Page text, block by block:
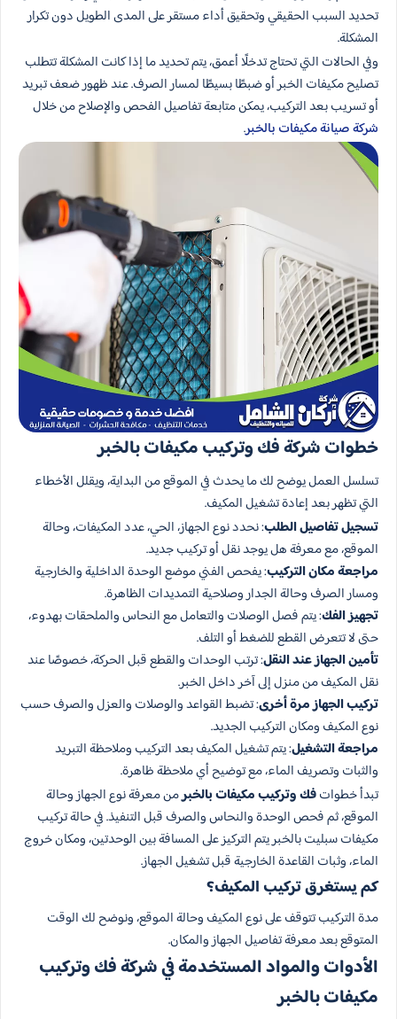
تحديد السبب الحقيقي وتحقيق أداء مستقر على المدى الطويل دون تكرار
المشكلة.
وفي الحالات التي تحتاج تدخلًا أعمق، يتم تحديد ما إذا كانت المشكلة تتطلب
تصليح مكيفات الخبر أو ضبطًا بسيطًا لمسار الصرف. عند ظهور ضعف تبريد
أو تسريب بعد التركيب، يمكن متابعة تفاصيل الفحص والإصلاح من خلال
شركة صيانة مكيفات بالخبر.
خطوات شركة فك وتركيب مكيفات بالخبر
تسلسل العمل يوضح لك ما يحدث في الموقع من البداية، ويقلل الأخطاء
التي تظهر بعد إعادة تشغيل المكيف.
تسجيل تفاصيل الطلب: نحدد نوع الجهاز، الحي، عدد المكيفات، وحالة
الموقع، مع معرفة هل يوجد نقل أو تركيب جديد.
مراجعة مكان التركيب: يفحص الفني موضع الوحدة الداخلية والخارجية
ومسار الصرف وحالة الجدار وصلاحية التمديدات الظاهرة.
تجهيز الفك: يتم فصل الوصلات والتعامل مع النحاس والملحقات بهدوء،
حتى لا تتعرض القطع للضغط أو التلف.
تأمين الجهاز عند النقل: ترتب الوحدات والقطع قبل الحركة، خصوصًا عند
نقل المكيف من منزل إلى آخر داخل الخبر.
تركيب الجهاز مرة أخرى: تضبط القواعد والوصلات والعزل والصرف حسب
نوع المكيف ومكان التركيب الجديد.
مراجعة التشغيل: يتم تشغيل المكيف بعد التركيب وملاحظة التبريد
والثبات وتصريف الماء، مع توضيح أي ملاحظة ظاهرة.
تبدأ خطواتفك وتركيب مكيفات بالخبرمن معرفة نوع الجهاز وحالة
الموقع، ثم فحص الوحدة والنحاس والصرف قبل التنفيذ. في حالة تركيب
مكيفات سبليت بالخبر يتم التركيز على المسافة بين الوحدتين، ومكان خروج
الماء، وثبات القاعدة الخارجية قبل تشغيل الجهاز.
كم يستغرق تركيب المكيف؟
مدة التركيب تتوقف على نوع المكيف وحالة الموقع، ونوضح لك الوقت
المتوقع بعد معرفة تفاصيل الجهاز والمكان.
الأدوات والمواد المستخدمة في شركة فك وتركيب
مكيفات بالخبر